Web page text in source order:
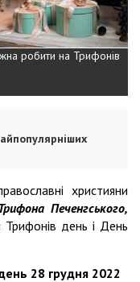
робити на Трифонів
християни
Печенгського,
день і День
28 грудня 2022